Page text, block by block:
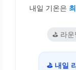
내일 기온은
⛳ 라
⛳ 내일